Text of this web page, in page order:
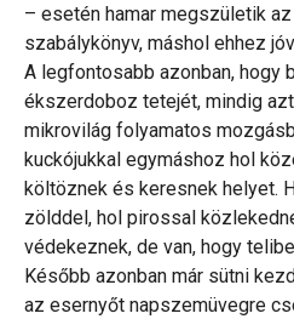
– esetén hamar megszületik
szabálykönyv, máshol ehhez
A legfontosabb azonban, hogy
ékszerdoboz tetejét, mindig
mikrovilág folyamatos
kuckójukkal egymáshoz hol
költöznek és keresnek helyet.
zölddel, hol pirossal
védekeznek, de van, hogy
Később azonban már sütni
az esernyőt napszemüvegre